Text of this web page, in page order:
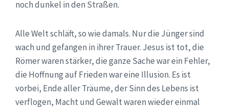
noch dunkel in den Straßen.
Alle Welt schläft, so wie damals. Nur die Jünger sind
wach und gefangen in ihrer Trauer. Jesus ist tot, die
Römer waren stärker, die ganze Sache war ein Fehler,
die Hoffnung auf Frieden war eine Illusion. Es ist
vorbei, Ende aller Träume, der Sinn des Lebens ist
verflogen, Macht und Gewalt waren wieder einmal